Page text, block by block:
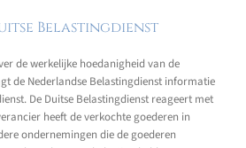
Belastingdienst
de werkelijke hoedanigheid van de
de Nederlandse Belastingdienst informatie
De Duitse Belastingdienst reageert met
heeft de verkochte goederen in
ondernemingen die de goederen